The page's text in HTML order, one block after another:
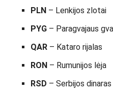
PLN – Lenkijos zlotai
PYG – Paragvajaus
QAR – Kataro rijalas
RON – Rumunijos lėja
RSD – Serbijos dinaras